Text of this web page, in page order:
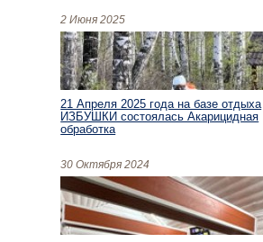
2 Июня 2025
21 Апреля 2025 года на базе отдыха
ИЗБУШКИ состоялась Акарицидная
обработка
30 Октября 2024